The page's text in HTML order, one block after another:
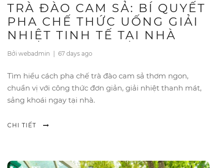
TRÀ ĐÀO CAM SẢ: BÍ QUYẾT
PHA CHẾ THỨC UỐNG GIẢI
NHIỆT TINH TẾ TẠI NHÀ
Bởi webadmin | 67 days ago
Tìm hiểu cách pha chế trà đào cam sả thơm ngon,
chuẩn vị với công thức đơn giản, giải nhiệt thanh mát,
sảng khoái ngay tại nhà.
CHI TIẾT